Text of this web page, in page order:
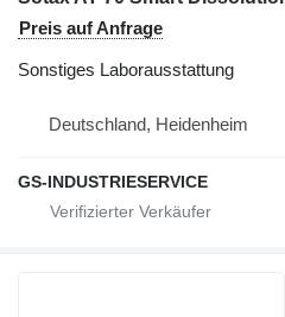
Preis auf Anfrage
Sonstiges Laborausstattung
Deutschland, Heidenheim
GS-INDUSTRIESERVICE